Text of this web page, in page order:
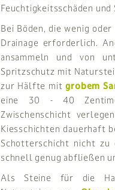
Feuchtigkeitsschäden
Bei Böden, die wenig
Drainage erforderlich.
ansammeln und von
Spritzschutz mit
zur Hälfte mitgrobem
eine 30 - 40
Zwischenschicht
Kiesschichten dauerhaft
Schotterschicht nicht zu
schnell genug abfließen
Als Steine für die